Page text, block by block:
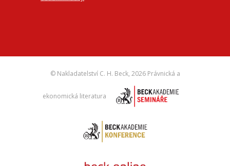
© Nakladatelství C. H. Beck, 2026 Právnická a
ekonomická literatura